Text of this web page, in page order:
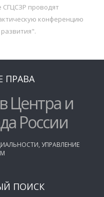
проводят
конференцию
ПРАВА
Центра и
России
, УПРАВЛЕНИЕ
ПОИСК